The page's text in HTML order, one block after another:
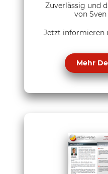
Zuverlässig und
von
Jetzt informieren
Mehr